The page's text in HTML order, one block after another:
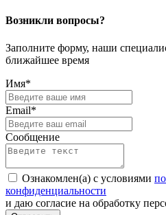
Возникли вопросы?
Заполните форму, наши
ближайшее время
Имя*
Email*
Сообщение
Ознакомлен(а) с условиями
конфиденциальности
и даю согласие на обработку